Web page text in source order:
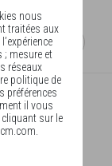
nous
traitées aux
; mesure et
réseaux
politique de
préférences
il vous
sur le